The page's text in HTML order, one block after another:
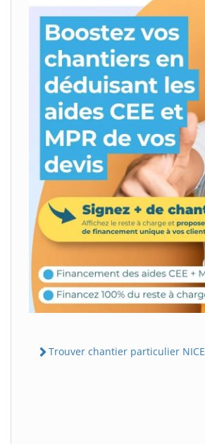
Trouver chantier particulier NICE